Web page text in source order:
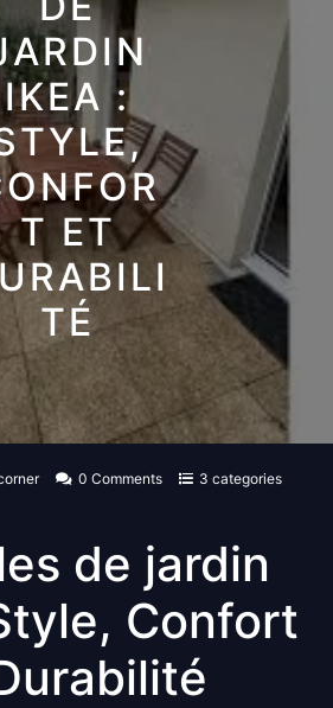
IKEA :
T ET
TÉ
0 Comments 3 categories
de jardin
Confort